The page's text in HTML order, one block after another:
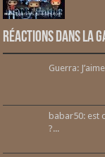
Réactions dans la
Guerra:
babar50: est
?...